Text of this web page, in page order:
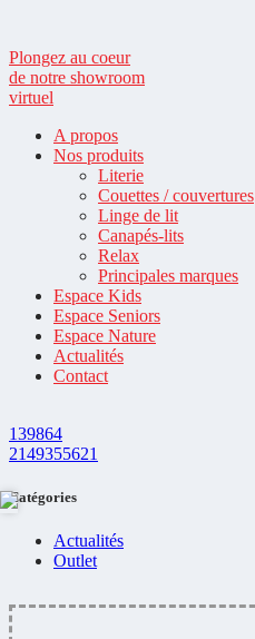
Plongez au coeur
de notre showroom
virtuel
A propos
Nos produits
Literie
Couettes / couvertures
Linge de lit
Canapés-lits
Relax
Principales marques
Espace Kids
Espace Seniors
Espace Nature
Actualités
Contact
139864
2149355621
Catégories
Actualités
Outlet